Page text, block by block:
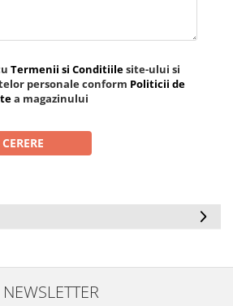
Termenii si Conditiilesite-ului si
personale conform Politicii de
a magazinului
NEWSLETTER